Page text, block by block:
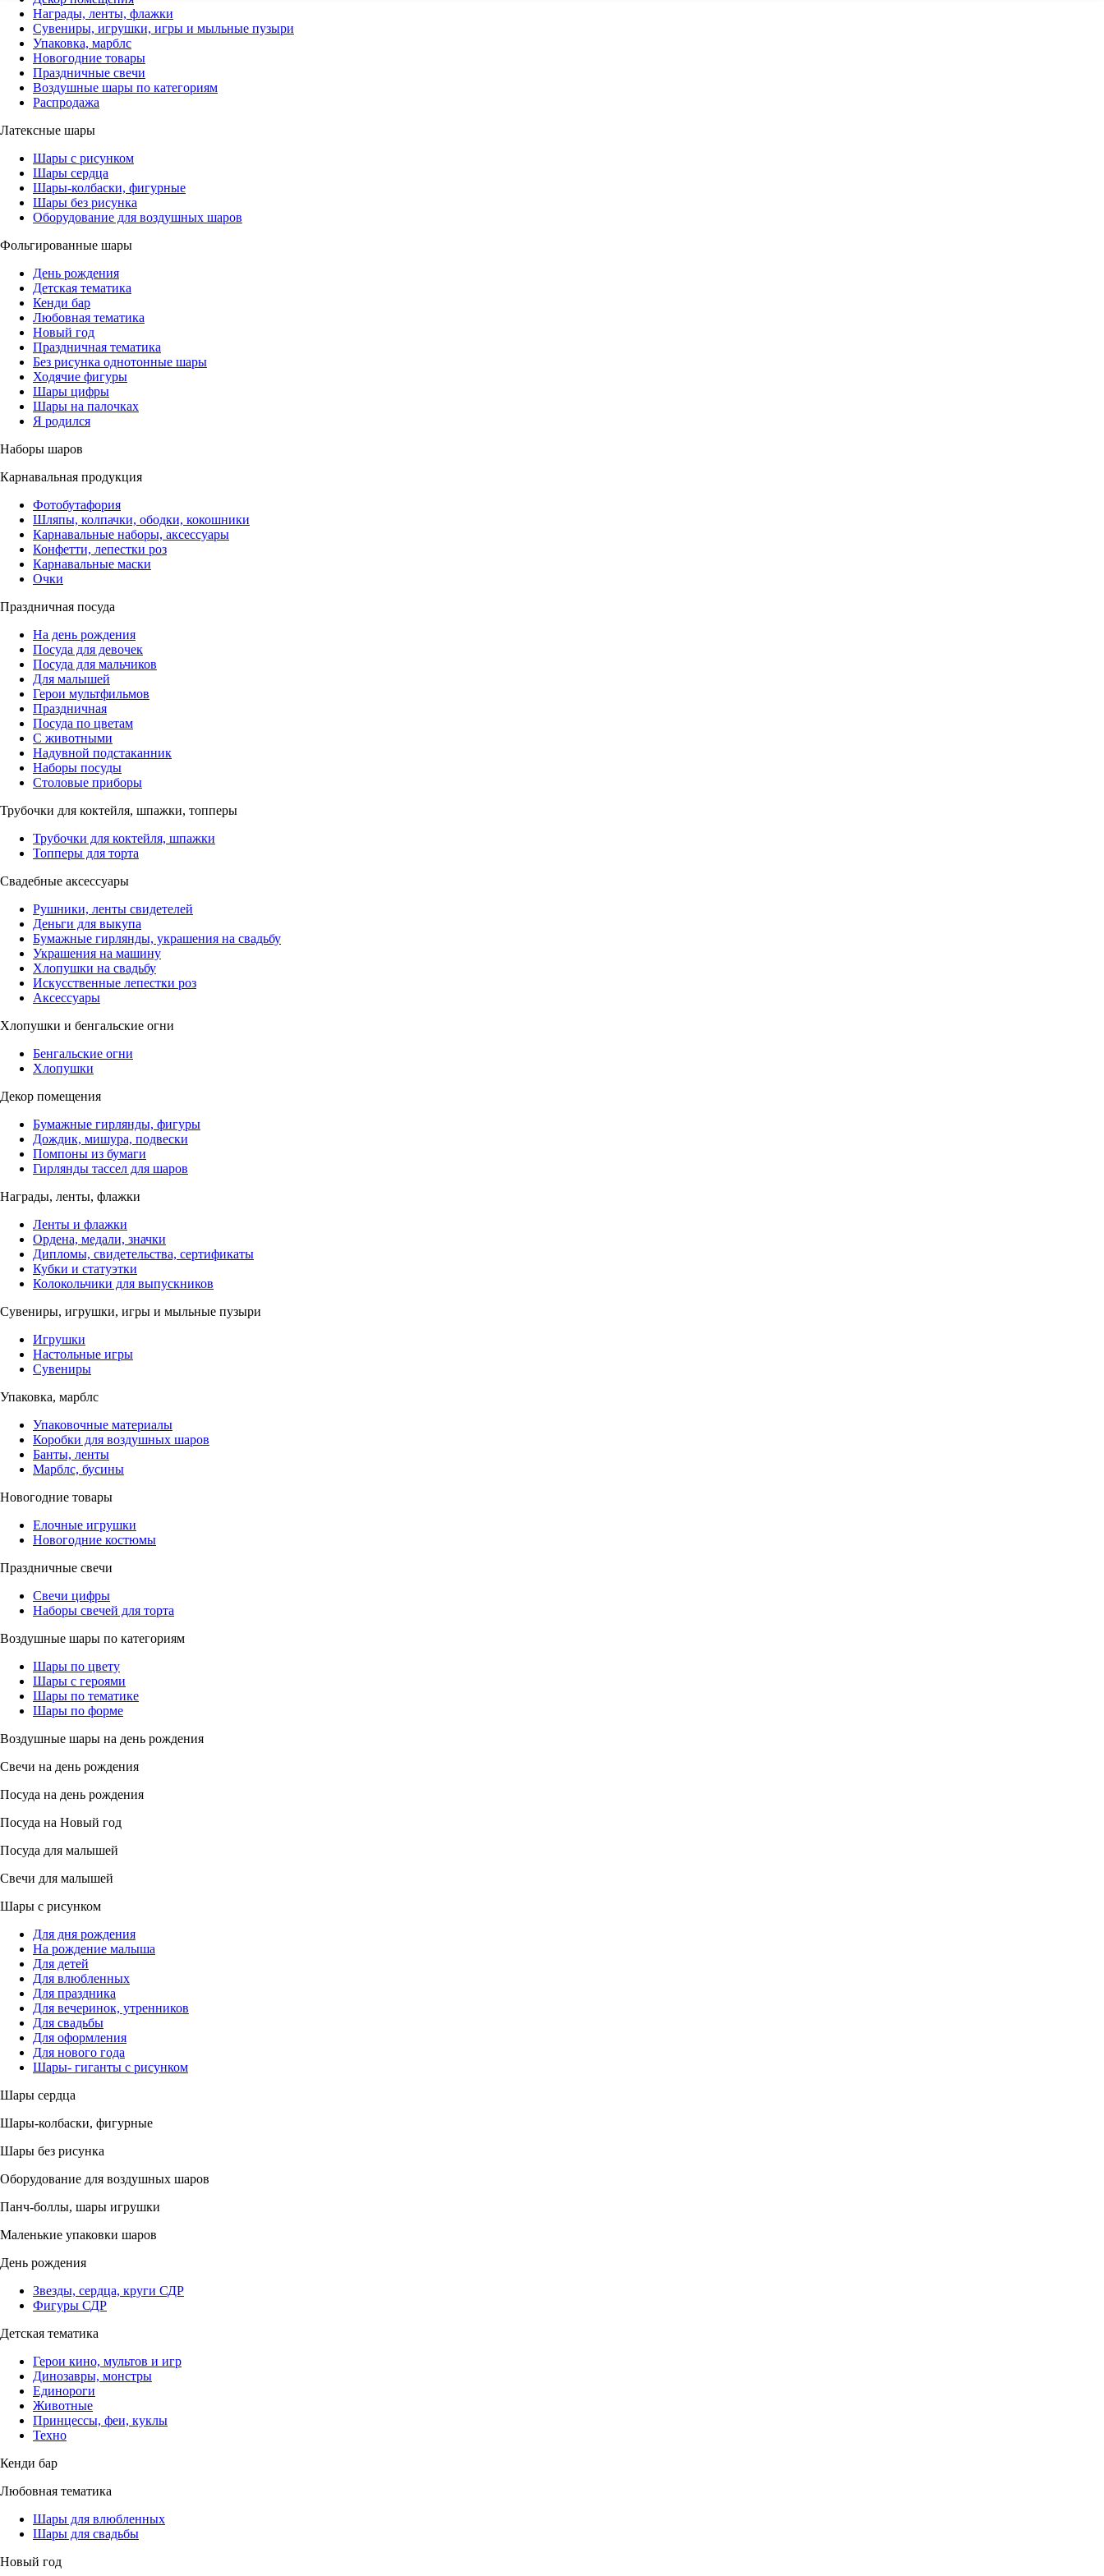
Награды, ленты, флажки
Сувениры, игрушки, игры и мыльные пузыри
Упаковка, марблс
Новогодние товары
Праздничные свечи
Воздушные шары по категориям
Распродажа
Латексные шары
Шары с рисунком
Шары сердца
Шары-колбаски, фигурные
Шары без рисунка
Оборудование для воздушных шаров
Фольгированные шары
День рождения
Детская тематика
Кенди бар
Любовная тематика
Новый год
Праздничная тематика
Без рисунка однотонные шары
Ходячие фигуры
Шары цифры
Шары на палочках
Я родился
Наборы шаров
Карнавальная продукция
Фотобутафория
Шляпы, колпачки, ободки, кокошники
Карнавальные наборы, аксессуары
Конфетти, лепестки роз
Карнавальные маски
Очки
Праздничная посуда
На день рождения
Посуда для девочек
Посуда для мальчиков
Для малышей
Герои мультфильмов
Праздничная
Посуда по цветам
С животными
Надувной подстаканник
Наборы посуды
Столовые приборы
Трубочки для коктейля, шпажки, топперы
Трубочки для коктейля, шпажки
Топперы для торта
Свадебные аксессуары
Рушники, ленты свидетелей
Деньги для выкупа
Бумажные гирлянды, украшения на свадьбу
Украшения на машину
Хлопушки на свадьбу
Искусственные лепестки роз
Аксессуары
Хлопушки и бенгальские огни
Бенгальские огни
Хлопушки
Декор помещения
Бумажные гирлянды, фигуры
Дождик, мишура, подвески
Помпоны из бумаги
Гирлянды тассел для шаров
Награды, ленты, флажки
Ленты и флажки
Ордена, медали, значки
Дипломы, свидетельства, сертификаты
Кубки и статуэтки
Колокольчики для выпускников
Сувениры, игрушки, игры и мыльные пузыри
Игрушки
Настольные игры
Сувениры
Упаковка, марблс
Упаковочные материалы
Коробки для воздушных шаров
Банты, ленты
Марблс, бусины
Новогодние товары
Елочные игрушки
Новогодние костюмы
Праздничные свечи
Свечи цифры
Наборы свечей для торта
Воздушные шары по категориям
Шары по цвету
Шары с героями
Шары по тематике
Шары по форме
Воздушные шары на день рождения
Свечи на день рождения
Посуда на день рождения
Посуда на Новый год
Посуда для малышей
Свечи для малышей
Шары с рисунком
Для дня рождения
На рождение малыша
Для детей
Для влюбленных
Для праздника
Для вечеринок, утренников
Для свадьбы
Для оформления
Для нового года
Шары- гиганты с рисунком
Шары сердца
Шары-колбаски, фигурные
Шары без рисунка
Оборудование для воздушных шаров
Панч-боллы, шары игрушки
Маленькие упаковки шаров
День рождения
Звезды, сердца, круги СДР
Фигуры СДР
Детская тематика
Герои кино, мультов и игр
Динозавры, монстры
Единороги
Животные
Принцессы, феи, куклы
Техно
Кенди бар
Любовная тематика
Шары для влюбленных
Шары для свадьбы
Новый год